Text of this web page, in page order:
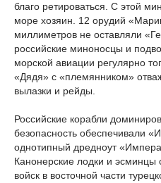
благо ретироваться. С этой
море хозяин. 12 орудий
миллиметров не оставляли
российские миноносцы и
морской авиации регулярно
«Дядя» с «племянником»
вылазки и рейды.
Российские корабли
безопасность обеспечивали
однотипный дредноут
Канонерские лодки и эсминцы
войск в восточной части